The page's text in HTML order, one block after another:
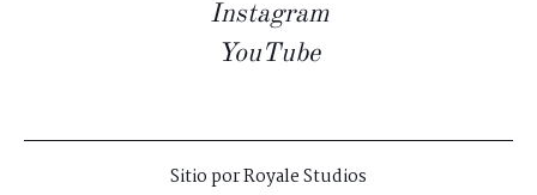
Instagram
YouTube
Sitio porRoyale Studios